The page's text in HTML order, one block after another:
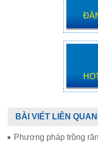
BÀI VIẾT LIÊN QUAN
Phương pháp trồng